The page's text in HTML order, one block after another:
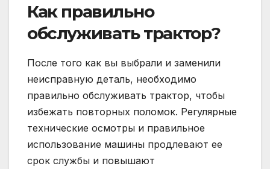
Как правильно
обслуживать трактор?
После того как вы выбрали и заменили
неисправную деталь, необходимо
правильно обслуживать трактор, чтобы
избежать повторных поломок. Регулярные
технические осмотры и правильное
использование машины продлевают ее
срок службы и повышают